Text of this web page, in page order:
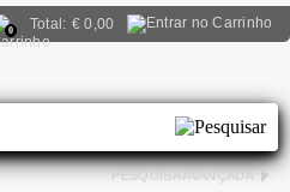
0 Total: €0,00
PESQUISA AVANÇADA